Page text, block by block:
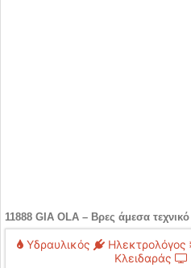
11888 GIA OLA – Βρες άμεσα τεχνικό
Υδραυλικός Ηλεκτρολόγος
Κλειδαράς